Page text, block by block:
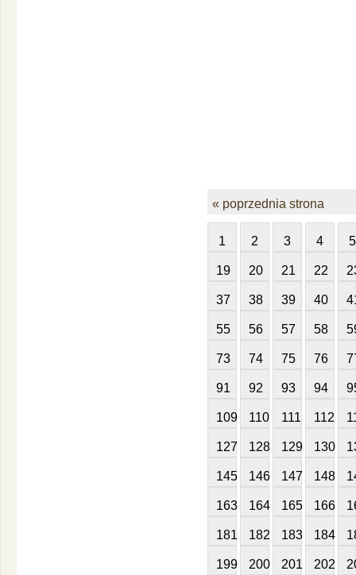
« poprzednia strona
1 2 3 4 5
19 20 21 22
37 38 39 40
55 56 57 58
73 74 75 76
91 92 93 94
109 110 111 112
127 128 129 130
145 146 147 148
163 164 165 166
181 182 183 184
199 200 201 202